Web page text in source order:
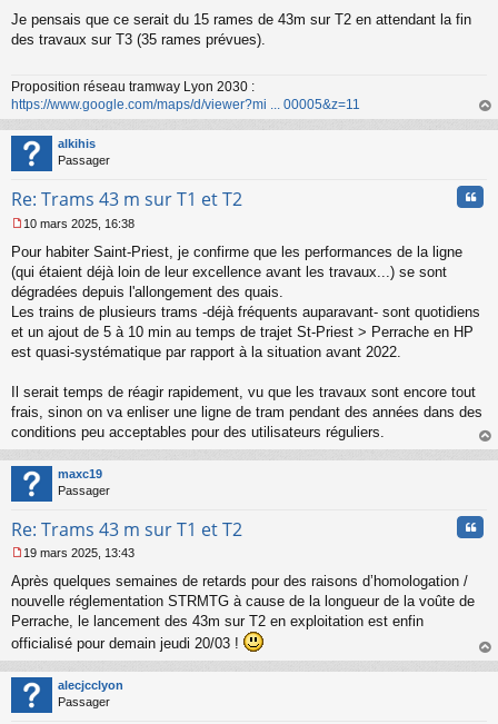
e
s
g
e
n
o
n
l
Je pensais que ce serait du 15 rames de 43m sur T2 en attendant la fin
des travaux sur T3 (35 rames prévues).
Proposition réseau tramway Lyon 2030 :
https://www.google.com/maps/d/viewer?mi ... 00005&z=11
au
alkihis
Passager
Re: Trams 43 m sur T1 et T2
e
s
s
a
g
e
n
u
10 mars 2025, 16:38
Pour habiter Saint-Priest, je confirme que les performances de la ligne
(qui étaient déjà loin de leur excellence avant les travaux...) se sont
dégradées depuis l'allongement des quais.
Les trains de plusieurs trams -déjà fréquents auparavant- sont quotidiens
et un ajout de 5 à 10 min au temps de trajet St-Priest > Perrache en HP
est quasi-systématique par rapport à la situation avant 2022.
Il serait temps de réagir rapidement, vu que les travaux sont encore tout
frais, sinon on va enliser une ligne de tram pendant des années dans des
conditions peu acceptables pour des utilisateurs réguliers.
au
maxc19
Passager
Re: Trams 43 m sur T1 et T2
e
s
g
n
o
n
19 mars 2025, 13:43
Après quelques semaines de retards pour des raisons d’homologation /
nouvelle réglementation STRMTG à cause de la longueur de la voûte de
Perrache, le lancement des 43m sur T2 en exploitation est enfin
officialisé pour demain jeudi 20/03 !
au
alecjcclyon
Passager